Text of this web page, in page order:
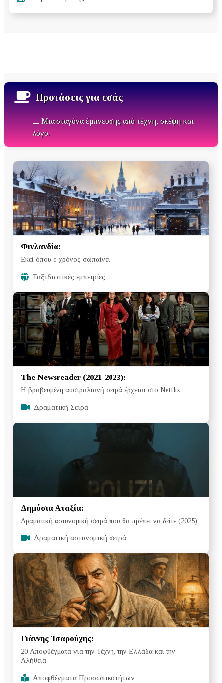
Προτάσεις για εσάς
⚊ Μια σταγόνα έμπνευσης από τέχνη, σκέψη και
λόγο.
Φινλανδία:
Εκεί όπου ο χρόνος σωπαίνει
Ταξιδιωτικές εμπειρίες
The Newsreader (2021-2023):
Η βραβευμένη αυστραλιανή σειρά έρχεται στο Netflix
Δραματική Σειρά
Δημόσια Αταξία:
Δραματική αστυνομική σειρά που θα πρέπει να δείτε (2025)
Δραματική αστυνομική σειρά
Γιάννης Τσαρούχης:
20 Αποφθέγματα για την Τέχνη, την Ελλάδα και την
Αλήθεια
Αποφθέγματα Προσωπικοτήτων